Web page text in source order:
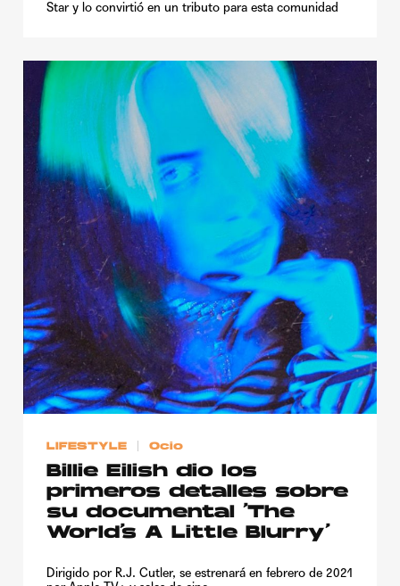
Star y lo convirtió en un tributo para esta comunidad
LIFESTYLE Ocio
Billie Eilish dio los
primeros detalles sobre
su documental ‘The
World’s A Little Blurry’
Dirigido por R.J. Cutler, se estrenará en febrero de 2021